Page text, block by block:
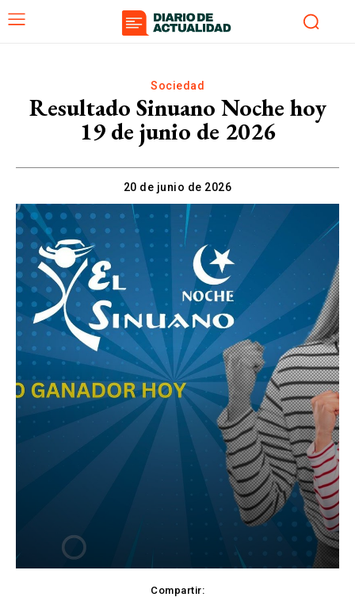
Sociedad
Resultado Sinuano Noche hoy
19 de junio de 2026
20 de junio de 2026
Compartir: